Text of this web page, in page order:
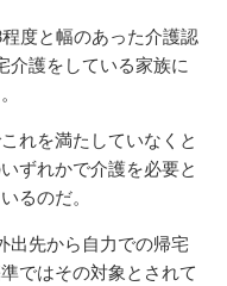
度と幅のあった介護認
介護をしている家族に
れを満たしていなくと
ずれかで介護を必要と
るのだ。
出先から自力での帰宅
ではその対象とされて